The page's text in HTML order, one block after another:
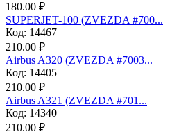
180.00 ₽
SUPERJET-100 (ZVEZDA #700...
Код: 14467
210.00 ₽
Аirbus A320 (ZVEZDA #7003...
Код: 14405
210.00 ₽
Аirbus A321 (ZVEZDA #701...
Код: 14340
210.00 ₽